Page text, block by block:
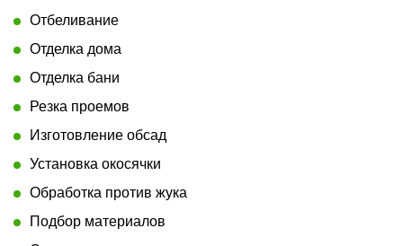
Отбеливание
Отделка дома
Отделка бани
Резка проемов
Изготовление обсад
Установка окосячки
Обработка против жука
Подбор материалов